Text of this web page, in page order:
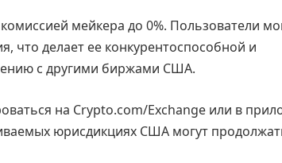
мейкера до 0%. Пользователи
что делает ее конкурентоспособной и
с другими биржами США.
на Crypto.com/Exchange или в
юрисдикциях США могут